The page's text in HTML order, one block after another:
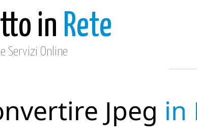
in Rete
Servizi Online
Jpeg in